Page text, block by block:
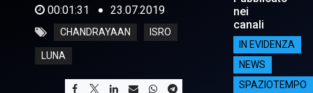
00:01:31 23.07.2019
CHANDRAYAAN ISRO
LUNA
nei
canali
IN EVIDENZA
NEWS
SPAZIOTEMPO